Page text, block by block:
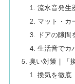
流水音発生
マット・カ
ドアの隙間
生活音でカ
臭い対策｜「
換気を徹底